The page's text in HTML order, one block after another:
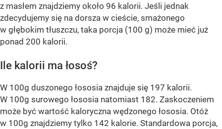
z masłem znajdziemy około 96 kalorii. Jeśli jednak
zdecydujemy się na dorsza w cieście, smażonego
w głębokim tłuszczu, taka porcja (100 g) może mieć już
ponad 200 kalorii.
Ile kalorii ma łosoś?
W 100g duszonego łososia znajduje się 197 kalorii.
W 100g surowego łososia natomiast 182. Zaskoczeniem
może być wartość kaloryczna wędzonego łososia. Otóż
w 100g znajdziemy tylko 142 kalorie. Standardowa porcja,